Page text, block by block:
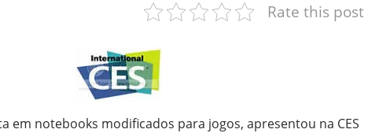
Rate this post
em notebooks modificados para jogos, apresentou na CES